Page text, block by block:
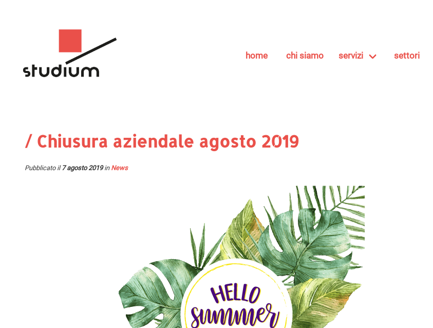
home chi siamo servizi settori
/ Chiusura aziendale agosto 2019
Pubblicato il 7 agosto 2019in News